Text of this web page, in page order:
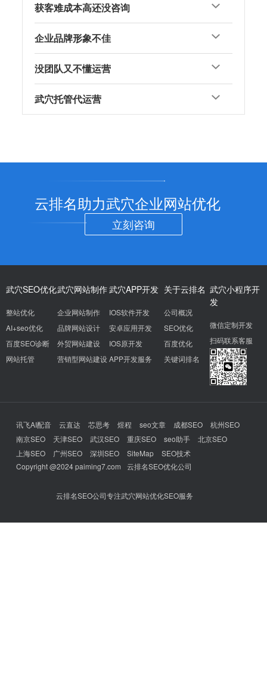
获客难成本高还没咨询
企业品牌形象不佳
没团队又不懂运营
武穴托管代运营
云排名助力武穴企业网站优化
立刻咨询
武穴SEO优化
整站优化
AI+seo优化
百度SEO诊断
网站托管
武穴网站制作
企业网站制作
品牌网站设计
外贸网站建设
营销型网站建设
武穴APP开发
IOS软件开发
安卓应用开发
IOS原开发
APP开发服务
关于云排名
公司概况
SEO优化
百度优化
关键词排名
武穴小程序开
发
微信定制开发
扫码联系客服
讯飞AI配音 云直达 芯思考 煜程 seo文章 成都SEO
杭州SEO
南京SEO
天津SEO 武汉SEO 重庆SEO seo助手
北京SEO
上海SEO
广州SEO 深圳SEO SiteMap
SEO技术
Copyright @2024 paiming7.com
云排名SEO优化公司
云排名SEO公司专注武穴网站优化SEO服务